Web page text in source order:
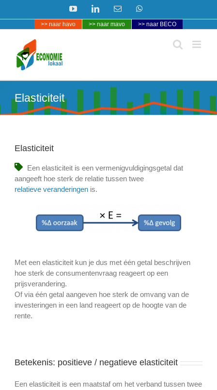
YouTubeLinkedInE-
>> naar havo >> naar mavo >> naar BECO
Elasticiteit
Elasticiteit
Een elasticiteit is een vermenigvuldigingsgetal dat
aangeeft hoe sterk de relatie tussen twee
relatieve veranderingen is.
Met een elasticiteit kun je dus met één getal beschrijven
hoe sterk de consumentenvraag reageert op een
prijsverandering.
Of via één getal aangeven hoe sterk de omvang van de
investeringen in een land reageert op de hoogte van de
rente.
Betekenis: positieve / negatieve elasticiteit
Een elasticiteit is een maatstaf om het verband tussen twee